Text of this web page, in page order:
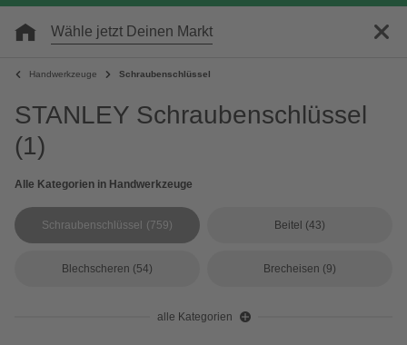
Wähle jetzt Deinen Markt
Handwerkzeuge Schraubenschlüssel
STANLEY Schraubenschlüssel
(1)
Alle Kategorien in Handwerkzeuge
Schraubenschlüssel (759) Beitel (43)
Blechscheren (54) Brecheisen (9)
alle Kategorien